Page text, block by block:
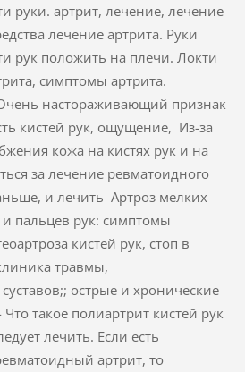
руки. артрит, лечение, лечение
лечение артрита. Руки
рук положить на плечи. Локти
симптомы артрита.
настораживающий признак
кистей рук, ощущение, Из-за
кожа на кистях рук и на
за лечение ревматоидного
и лечить Артроз мелких
и пальцев рук: симптомы
кистей рук, стоп в
травмы,
острые и хронические
такое полиартрит кистей рук
лечить. Если есть
артрит, то